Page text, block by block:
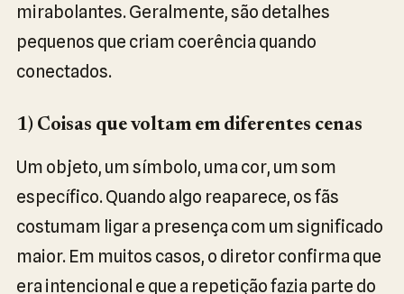
mirabolantes. Geralmente, são detalhes
pequenos que criam coerência quando
conectados.
1) Coisas que voltam em diferentes cenas
Um objeto, um símbolo, uma cor, um som
específico. Quando algo reaparece, os fãs
costumam ligar a presença com um significado
maior. Em muitos casos, o diretor confirma que
era intencional e que a repetição fazia parte do